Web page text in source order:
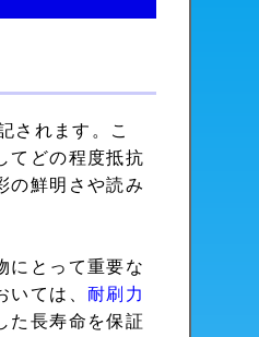
れます。こ
てどの程度抵抗
の鮮明さや読み
にとって重要な
ては、 耐刷力
た長寿命を保証